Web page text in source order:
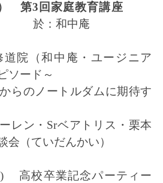
第3回家庭教育講座
於：和中庵
和中庵・ユージニア
ソード～
ートルダムに期待す
Srベアトリス・栗本
会（ていだんかい）
校卒業記念パーティー